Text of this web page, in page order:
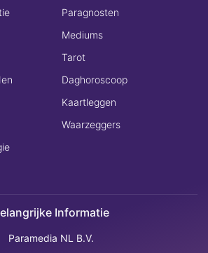
Paragnosten
Mediums
Tarot
Daghoroscoop
Kaartleggen
Waarzeggers
Informatie
Paramedia NL B.V.